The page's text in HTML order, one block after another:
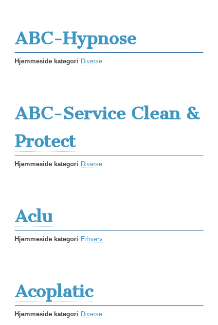
ABC-Hypnose
Hjemmeside kategori Diverse
ABC-Service Clean &
Protect
Hjemmeside kategori Diverse
Aclu
Hjemmeside kategori Erhverv
Acoplatic
Hjemmeside kategori Diverse